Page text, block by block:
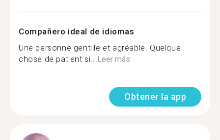
Compañero ideal de idiomas
Une personne gentille et agréable. Quelque
chose de patient si...Leer más
Obtener la app